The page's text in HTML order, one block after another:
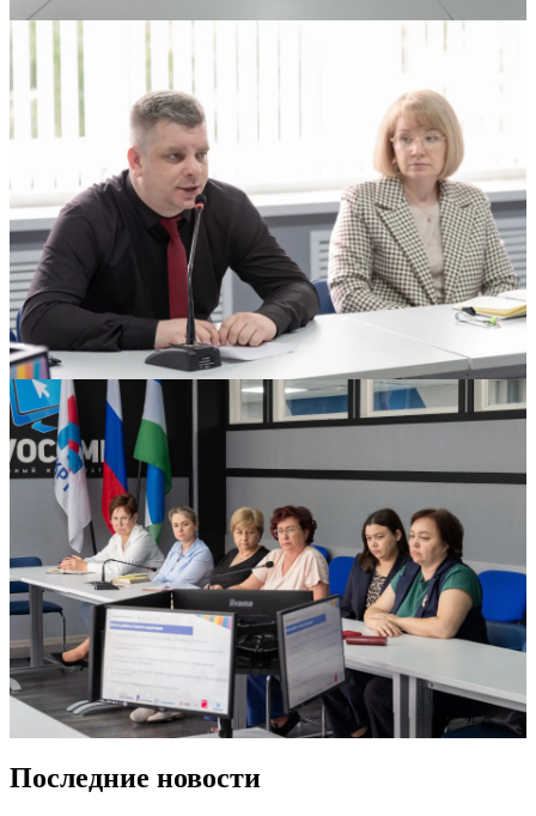
Последние новости